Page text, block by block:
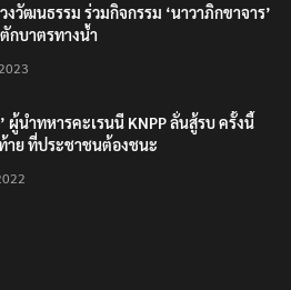
วัฒนธรรม ร่วมกิจกรรม ‘นาวาภิกขาจาร’
กบาตรทางน้ำ
ผู้นำทหารคะเรนนี KNPP ลั่นสู้รบ ครั้งนี้
าย ที่ประชาชนต้องชนะ